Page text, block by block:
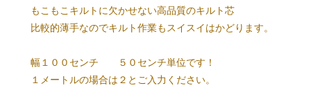
もこもこキルトに欠かせない高品質のキルト芯
比較的薄手なのでキルト作業もスイスイはかどります。
幅１００センチ ５０センチ単位です！
１メートルの場合は２とご入力ください。